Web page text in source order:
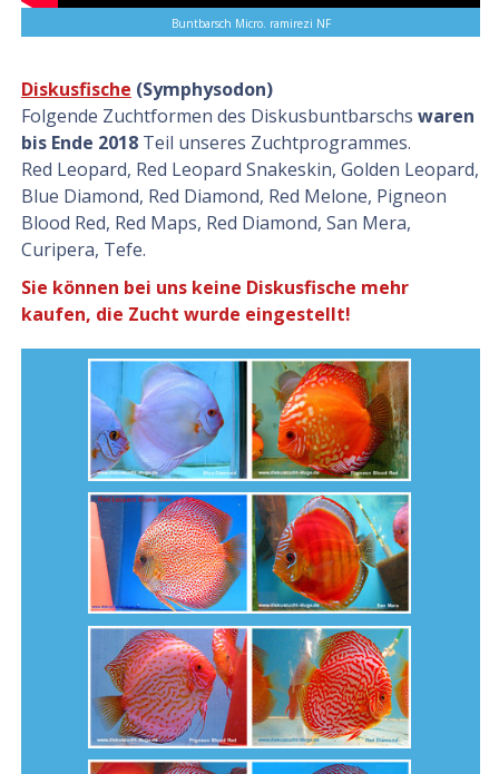
Buntbarsch Micro. ramirezi NF
Diskusfische (Symphysodon)
Folgende Zuchtformen des Diskusbuntbarschs waren
bis Ende 2018Teil unseres Zuchtprogrammes.
Red Leopard, Red Leopard Snakeskin, Golden Leopard,
Blue Diamond, Red Diamond, Red Melone, Pigneon
Blood Red, Red Maps, Red Diamond, San Mera,
Curipera, Tefe.
Sie können bei uns keine Diskusfische mehr
kaufen, die Zucht wurde eingestellt!